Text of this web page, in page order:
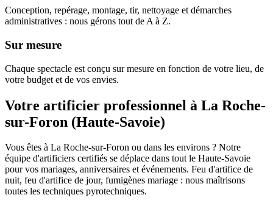
Conception, repérage, montage, tir, nettoyage et démarches
administratives : nous gérons tout de A à Z.
Sur mesure
Chaque spectacle est conçu sur mesure en fonction de votre lieu, de
votre budget et de vos envies.
Votre artificier professionnel à La Roche-
sur-Foron (Haute-Savoie)
Vous êtes à La Roche-sur-Foron ou dans les environs ? Notre
équipe d'artificiers certifiés se déplace dans tout le Haute-Savoie
pour vos mariages, anniversaires et événements. Feu d'artifice de
nuit, feu d'artifice de jour, fumigènes mariage : nous maîtrisons
toutes les techniques pyrotechniques.